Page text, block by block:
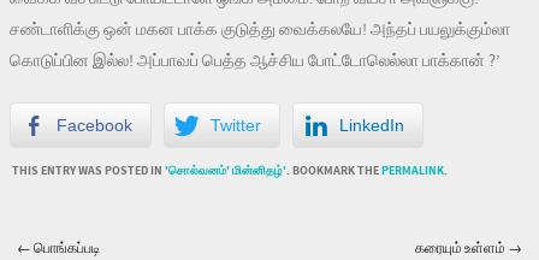
சண்டாளிக்கு ஒன் மகன பாக்க குடுத்து வைக்கலயே! அந்தப் பயலுக்கும்லா
கொடுப்பின இல்ல! அப்பாவப் பெத்த ஆச்சிய போட்டோலெல்லா பாக்கான் ?’
Facebook Twitter LinkedIn
THIS ENTRY WAS POSTED IN 'சொல்வனம்' மின்னிதழ்'. BOOKMARK THEPERMALINK.
←பொங்கப்படி கரையும் உள்ளம் →